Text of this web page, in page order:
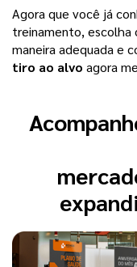
Agora que você já
treinamento, escolha
tiro ao alvo agora